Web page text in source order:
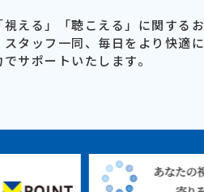
える」「聴こえる」に関するお
タッフ一同、毎日をより快適に
サポートいたします。